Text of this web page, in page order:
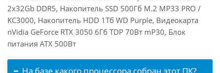
2x32Gb DDR5, Накопитель SSD 500Гб M.2 MP33 PRO /
KC3000, Накопитель HDD 1Тб WD Purple, Видеокарта
nVidia GeForce RTX 3050 6Гб TDP 70Вт mP30, Блок
питания ATX 500Вт